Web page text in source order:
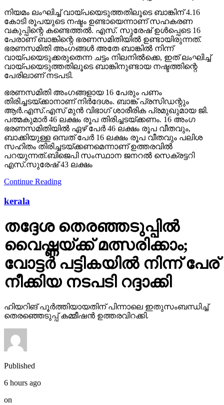
നിയമം ലംഘിച്ച് വായ്പയെടുത്തതിലൂടെ ബാങ്കിന് 4.16
കോടി രൂപയുടെ നഷ്ടം ഉണ്ടായെന്നാണ് സഹകരണ
വകുപ്പിന്റെ കണ്ടെത്തല്‍. എസ്. സുരേഷ് ഉള്‍പ്പെടെ 16
പേരാണ് ബാങ്കിന്റെ ഭരണസമിതിയില്‍ ഉണ്ടായിരുന്നത്.
ഭരണസമിതി അംഗങ്ങള്‍ അതേ ബാങ്കില്‍ നിന്ന്
വായ്പയെടുക്കരുതെന്ന ചട്ടം നിലനില്‍ക്കെ, ഇത് ലംഘിച്ച്
വായ്പയെടുത്തതിലൂടെ ബാങ്കിനുണ്ടായ നഷ്ടത്തിന്റെ
പേരിലാണ് നടപടി.
ഭരണസമിതി അംഗങ്ങളായ 16 പേരും പണം
തിരിച്ചടയ്ക്കാനാണ് നിര്‍ദേശം. ബാങ്ക് പ്രസിഡന്റും
ആര്‍.എസ്.എസ് മുന്‍ വിഭാഗ് ശാരീരിക പ്രമുഖുമായ ജി.
പത്മകുമാര്‍ 46 ലക്ഷം രൂപ തിരിച്ചടയ്ക്കണം. 16 അംഗ
ഭരണസമിതിയില്‍ ഏഴ് പേര്‍ 46 ലക്ഷം രൂപ വീതവും,
ബാക്കിയുള്ള ഒമ്പത് പേര്‍ 16 ലക്ഷം രൂപ വീതവും പലിശ
സഹിതം തിരിച്ചടയ്ക്കണമെന്നാണ് ഉത്തരവില്‍
പറയുന്നത്.ബിജെപി സംസ്ഥാന ജനറല്‍ സെക്രട്ടറി
എസ്.സുരേഷ് 43 ലക്ഷം
Continue Reading
kerala
തദ്ദേശ തെരഞ്ഞടുപ്പില്‍
വൈഷ്ണയ്ക്ക് മത്സരിക്കാം;
വോട്ടര്‍ പട്ടികയില്‍ നിന്ന് പേര്
നീക്കിയ നടപടി റദ്ദാക്കി
ഹിയറിങ് പൂര്‍ത്തിയായതിന് പിന്നാലെ ഇതുസംബന്ധിച്ച്
തെരഞ്ഞെടുപ്പ് കമ്മീഷന്‍ ഉത്തരവിറക്കി.
Published
6 hours ago
on